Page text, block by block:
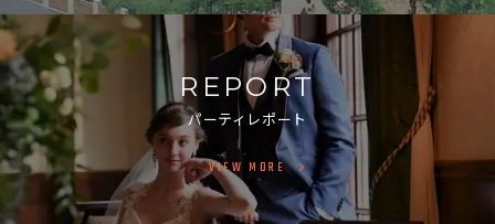
REPORT
パーティレポート
VIEW MORE